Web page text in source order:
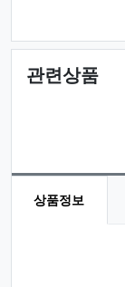
관련상품
상품정보